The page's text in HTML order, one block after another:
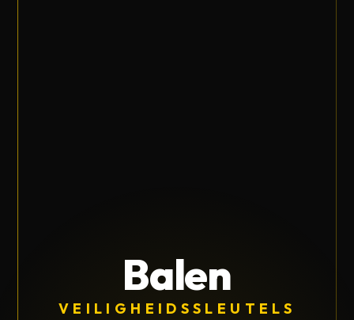
Balen
VEILIGHEIDSSLEUTELS